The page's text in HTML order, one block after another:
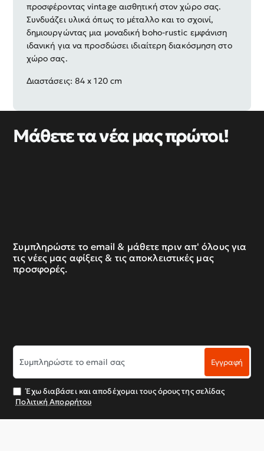
προσφέροντας vintage αισθητική στον χώρο σας.
Συνδυάζει υλικά όπως το μέταλλο και το σχοινί,
δημιουργώντας μια μοναδική boho-rustic εμφάνιση
ιδανική για να προσδώσει ιδιαίτερη διακόσμηση στο
χώρο σας.
Διαστάσεις: 84 x 120 cm
Μάθετε τα νέα μας πρώτοι!
Συμπληρώστε το email & μάθετε πριν απ' όλους για
τις νέες μας αφίξεις & τις αποκλειστικές μας
προσφορές.
Συμπληρώστε
το
email
σας
Εγγραφή
Έχω διαβάσει και αποδέχομαι τους όρους της σελίδας
Πολιτική Απορρήτου